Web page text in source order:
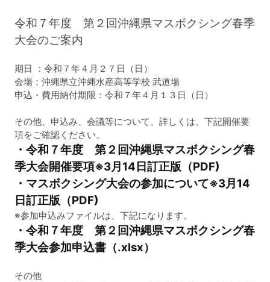
令和７年度 第２回沖縄県マスボクシング春季
大会のご案内
期日 ：令和７年４月２７日（日）
会場：沖縄県立沖縄水産高等学校 武道場
申込・費用納付期限：令和７年４月１３日（日）
その他、申込み、会議等について、詳しくは、下記開催要
項をご確認ください。
・令和７年度 第２回沖縄県マスボクシング春
季大会開催要項※3月14日訂正版（PDF)
・マスボクシング大会の参加について※3月14
日訂正版（PDF)
※参加申込みファイルは、下記になります。
・令和７年度 第２回沖縄県マスボクシング春
季大会参加申込書（.xlsx）
その他